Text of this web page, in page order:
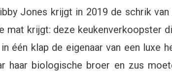
2020
Recensie
,
Recensie-
Jones krijgt in 2019 de schrik
mat krijgt: deze keukenverkoopster
één klap de eigenaar van een luxe
haar biologische broer en zus